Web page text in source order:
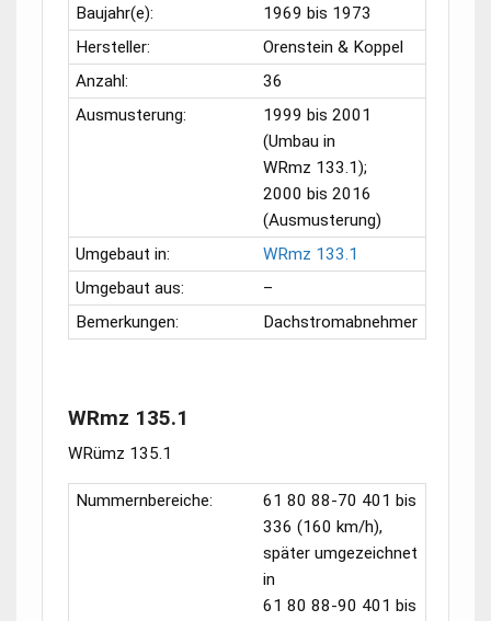
Baujahr(e):
1969 bis 1973
Hersteller:
Orenstein & Koppel
Anzahl:
36
Ausmusterung:
1999 bis 2001
(Umbau in
WRmz 133.1);
2000 bis 2016
(Ausmusterung)
Umgebaut in:
WRmz 133.1
Umgebaut aus:
–
Bemerkungen:
Dachstromabnehmer
WRmz 135.1
WRümz 135.1
Nummernbereiche: 61 80 88-70 401 bis
336 (160 km/h),
später umgezeichnet
in
61 80 88-90 401 bis